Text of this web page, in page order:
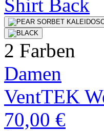
2 Farben
Damen
VentTEK
70,00 €